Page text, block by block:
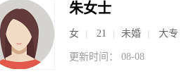
朱女士
女 21 未婚 大专
更新时间： 08-08